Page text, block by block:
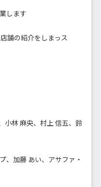
します
舗の紹介をしまっス
小林 麻央、村上 信五、鈴
、加藤 あい、アサファ・